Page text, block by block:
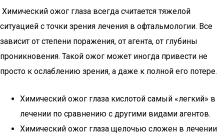
Химический ожог глаза всегда считается тяжелой
ситуацией с точки зрения лечения в офтальмологии. Все
зависит от степени поражения, от агента, от глубины
проникновения. Такой ожог может иногда привести не
просто к ослаблению зрения, а даже к полной его потере.
Химический ожог глаза кислотой самый «легкий» в
лечении по сравнению с другими видами агентов.
Химический ожог глаза щелочью сложен в лечении